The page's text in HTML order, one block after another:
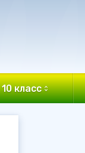
10 класс